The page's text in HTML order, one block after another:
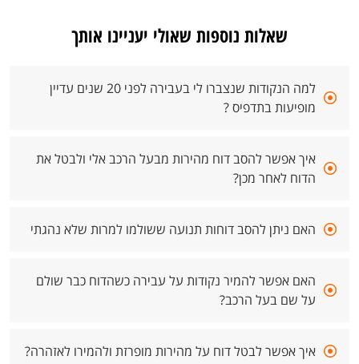
שאלות נוספות שאולי יעניינו אותך
למה הנקודות שנצברו לי בעבירה לפני 20 שנים עדיין
מופיעות בתדפיס ?
איך אפשר להסב דוח מהירות מבעל הרכב אלי ולבטל את
הדוח לאחר מכן?
האם ניתן להסב דוחות תנועה ששולמו למרות שלא נהגתי
האם אפשר להמיר נקודות על עבירה כשהדוח כבר שולם
על שם בעל הרכב?
איך אפשר לבטל דוח על מהירות מופרזת ולהמירו לאזהרה?